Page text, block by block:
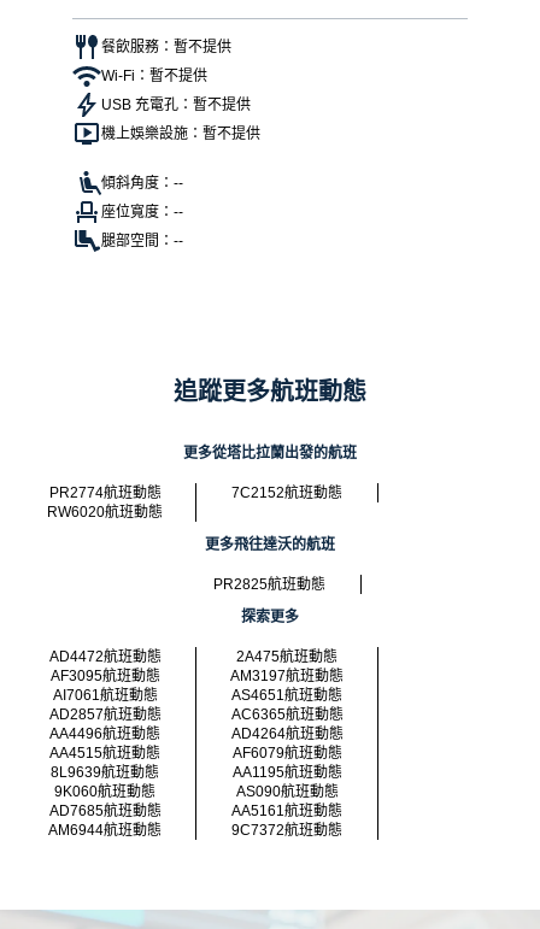
餐飲服務：暫不提供
Wi-Fi：暫不提供
USB 充電孔：暫不提供
機上娛樂設施：暫不提供
傾斜角度：--
座位寬度：--
腿部空間：--
追蹤更多航班動態
更多從塔比拉蘭出發的航班
PR2774航班動態
7C2152航班動態
RW6020航班動態
更多飛往達沃的航班
PR2825航班動態
探索更多
AD4472航班動態
2A475航班動態
AF3095航班動態
AM3197航班動態
AI7061航班動態
AS4651航班動態
AD2857航班動態
AC6365航班動態
AA4496航班動態
AD4264航班動態
AA4515航班動態
AF6079航班動態
8L9639航班動態
AA1195航班動態
9K060航班動態
AS090航班動態
AD7685航班動態
AA5161航班動態
AM6944航班動態
9C7372航班動態